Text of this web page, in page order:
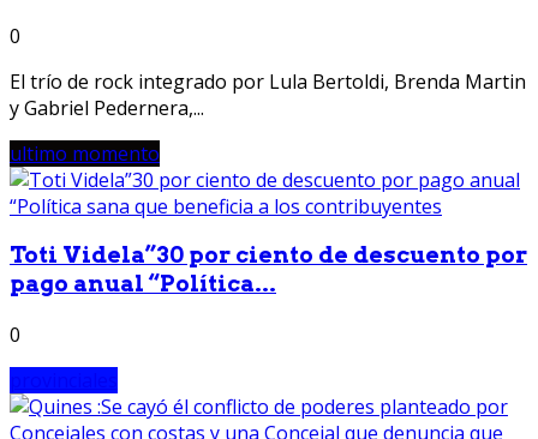
0
El trío de rock integrado por Lula Bertoldi, Brenda Martin
y Gabriel Pedernera,...
ultimo momento
Toti Videla”30 por ciento de descuento por
pago anual “Política...
0